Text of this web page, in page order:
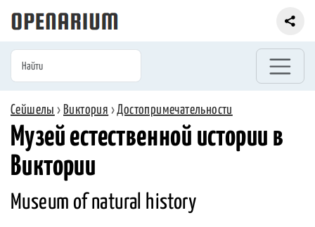
Сейшелы › Виктория ›Достопримечательности
Музей естественной истории в
Виктории
Museum of natural history